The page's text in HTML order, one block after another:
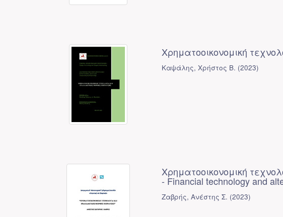
Χρηματοοικονομική
Καψάλης, Χρήστος Β. (2023)
Χρηματοοικονομική
- Financial technology and
Ζαβρής, Ανέστης Σ. (2023)